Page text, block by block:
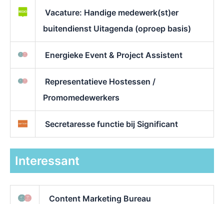
Vacature: Handige medewerk(st)er
buitendienst Uitagenda (oproep basis)
Energieke Event & Project Assistent
Representatieve Hostessen /
Promomedewerkers
Secretaresse functie bij Significant
Interessant
Content Marketing Bureau